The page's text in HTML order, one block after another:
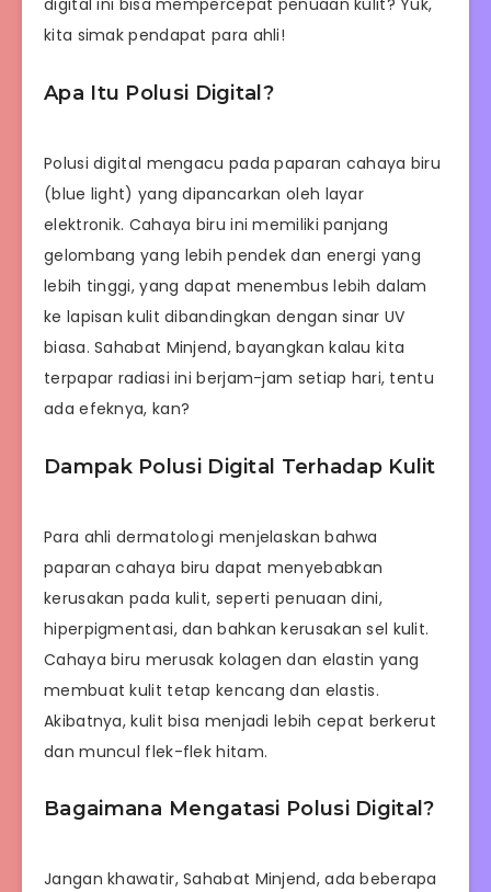
kita simak pendapat para ahli!
Apa Itu Polusi Digital?
Polusi digital mengacu pada paparan cahaya biru
(blue light) yang dipancarkan oleh layar
elektronik. Cahaya biru ini memiliki panjang
gelombang yang lebih pendek dan energi yang
lebih tinggi, yang dapat menembus lebih dalam
ke lapisan kulit dibandingkan dengan sinar UV
biasa. Sahabat Minjend, bayangkan kalau kita
terpapar radiasi ini berjam-jam setiap hari, tentu
ada efeknya, kan?
Dampak Polusi Digital Terhadap Kulit
Para ahli dermatologi menjelaskan bahwa
paparan cahaya biru dapat menyebabkan
kerusakan pada kulit, seperti penuaan dini,
hiperpigmentasi, dan bahkan kerusakan sel kulit.
Cahaya biru merusak kolagen dan elastin yang
membuat kulit tetap kencang dan elastis.
Akibatnya, kulit bisa menjadi lebih cepat berkerut
dan muncul flek-flek hitam.
Bagaimana Mengatasi Polusi Digital?
Jangan khawatir, Sahabat Minjend, ada beberapa